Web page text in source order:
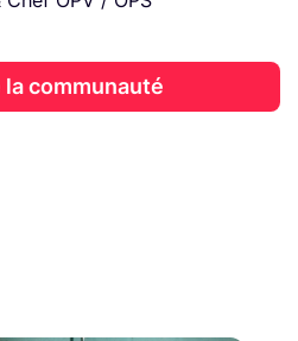
la communauté